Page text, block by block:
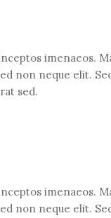
imenaeos.
non neque elit.
sed.
imenaeos.
non neque elit.